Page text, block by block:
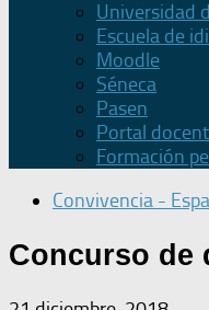
Universidad
Escuela de
Moodle
Séneca
Pasen
Portal
Formación
Convivencia -
Concurso de